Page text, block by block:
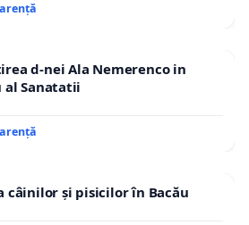
d-nei Ala Nemerenco in
Sanatatii
câinilor și pisicilor în Bacău